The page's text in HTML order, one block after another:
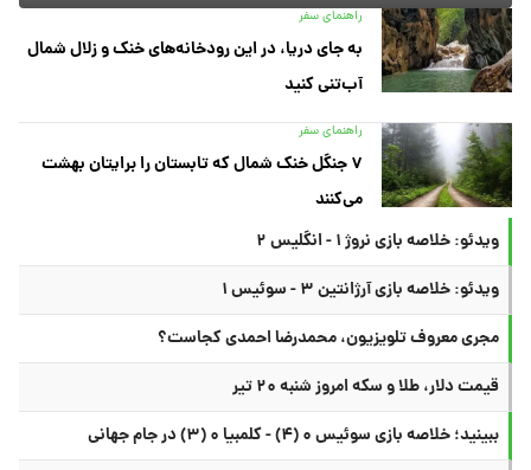
راهنمای سفر
به جای دریا، در این رودخانه‌های خنک و زلال شمال
آب‌تنی کنید
راهنمای سفر
۷ جنگل خنک شمال که تابستان را برایتان بهشت
می‌کنند
ویدئو: خلاصه بازی نروژ ۱ - انگلیس ۲
ویدئو: خلاصه بازی آرژانتین ۳ - سوئیس ۱
مجری معروف تلویزیون، محمدرضا احمدی کجاست؟
قیمت دلار، طلا و سکه امروز شنبه ۲۰ تیر
ببینید؛ خلاصه بازی سوئیس ۰ (۴) - کلمبیا ۰ (۳) در جام جهانی